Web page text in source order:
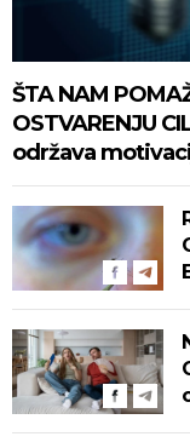
ŠTA NAM
OSTVARENJU
održava